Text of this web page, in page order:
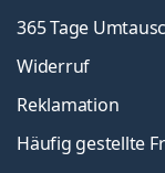
365 Tage
Widerruf
Reklamation
Häufig gestellte